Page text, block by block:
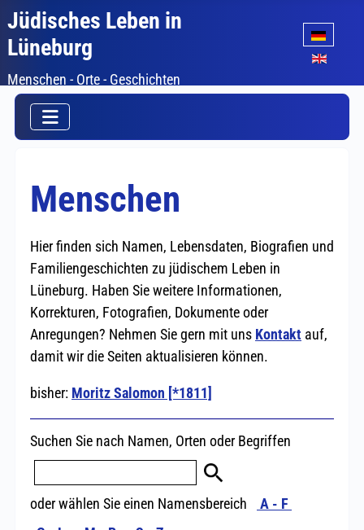
Jüdisches Leben in
Lüneburg
Menschen - Orte - Geschichten
Sprache